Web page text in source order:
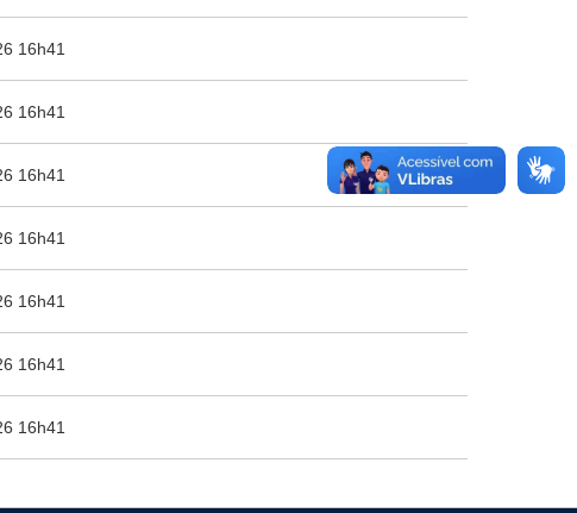
16h41
16h41
16h41
16h41
16h41
16h41
16h41